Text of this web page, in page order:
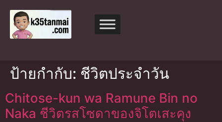
ป้ายกำกับ: ชีวิตประจำวัน
Chitose-kun wa Ramune Bin no
Naka ชีวิตรสโซดาของจิโตเสะคุง